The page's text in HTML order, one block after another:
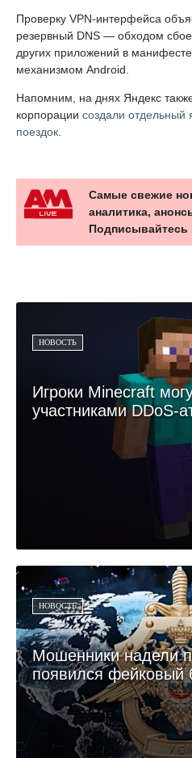
Проверку VPN-интерфейса
резервный DNS — обходом
других приложений в
механизмом Android.
Напомним, на днях Яндекс
корпорации создали отдельный
поездок.
Самые свежие
аналитика,
Подписывайтесь
НОВОСТЬ
Игроки Minecraft
участниками DDoS-
НОВОСТЬ
Мошенники надели
появился фейковый